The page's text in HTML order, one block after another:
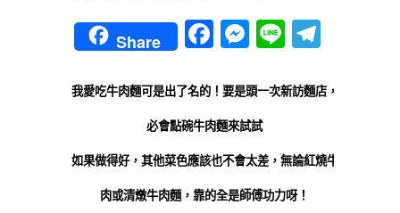
Share Facebook
Messenger
Line
我愛吃牛肉麵可是出了名的！要是頭一次新訪麵店，
必會點碗牛肉麵來試試
如果做得好，其他菜色應該也不會太差，無論紅燒牛
肉或清燉牛肉麵，靠的全是師傅功力呀！